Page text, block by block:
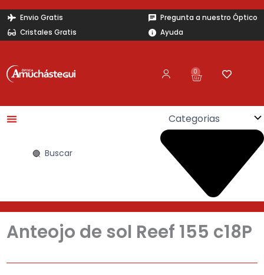
Ir
contenido
Envio Gratis
Cristales Gratis
Pregunta a nuestro Óptico
Ayuda
0
Carrito
Search
Anteojo de sol Reef 155 c18P